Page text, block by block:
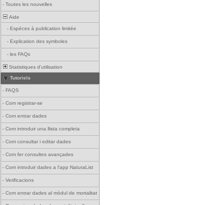
- Toutes les nouvelles
Aide
- Espèces à publication limitée
- Explication des symboles
- les FAQs
Statistiques d'utilisation
Tutoriels
- FAQS
- Com registrar-se
- Com entrar dades
- Com introduir una llista completa
- Com consultar i editar dades
- Com fer consultes avançades
- Com introduir dades a l'app NaturaList
- Verificacions
- Com entrar dades al mòdul de mortalitat